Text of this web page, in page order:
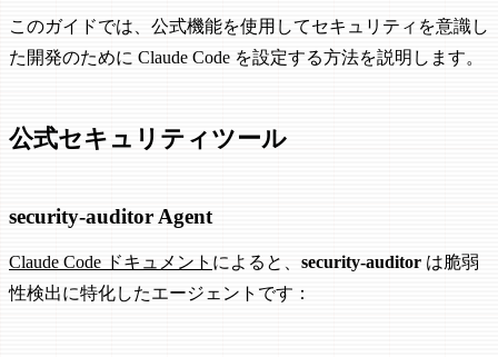
このガイドでは、公式機能を使用してセキュリティを意識し
た開発のために Claude Code を設定する方法を説明します。
公式セキュリティツール
security-auditor Agent
Claude Code ドキュメント によると、 security-auditor は脆弱
性検出に特化したエージェントです：